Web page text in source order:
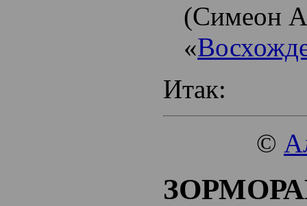
(Симеон
«
Итак:
©